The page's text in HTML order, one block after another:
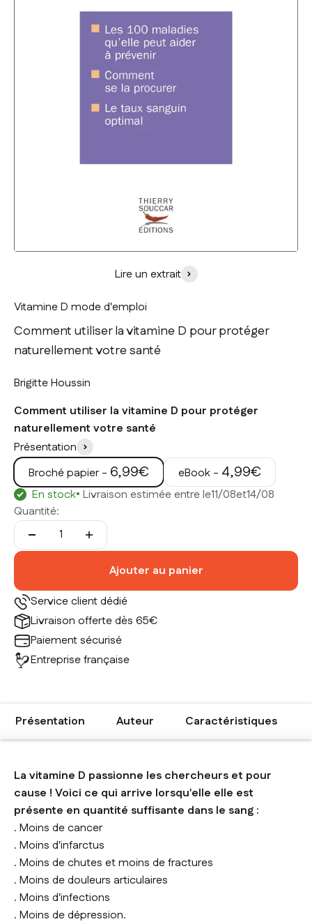
Lire un extrait
Vitamine D mode d'emploi
Comment utiliser la vitamine D pour protéger
naturellement votre santé
Brigitte Houssin
Comment utiliser la vitamine D pour protéger
naturellement votre santé
Présentation
Broché papier - Prix de vente
6,99€ eBook - Prix de vente
4,99€
En stock• Livraison estimée entre le11/08et14/08
Quantité:
Ajouter au panier
Service client dédié
Livraison offerte dès 65€
Paiement sécurisé
Entreprise française
Présentation Auteur Caractéristiques
La vitamine D passionne les chercheurs et pour
cause ! Voici ce qui arrive lorsqu'elle elle est
présente en quantité suffisante dans le sang :
. Moins de cancer
. Moins d'infarctus
. Moins de chutes et moins de fractures
. Moins de douleurs articulaires
. Moins d'infections
. Moins de dépression.